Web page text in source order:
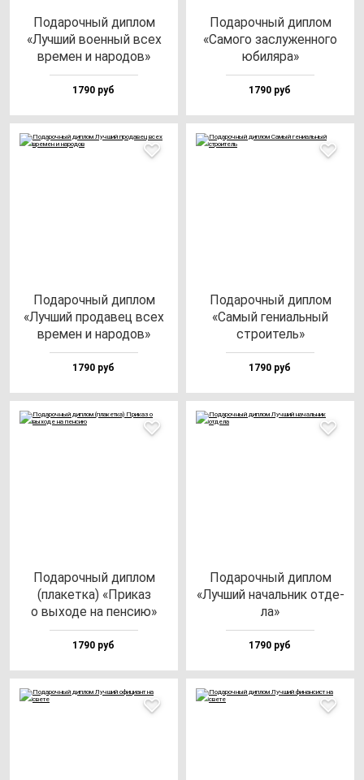
Пода­роч­ный дип­лом
«Луч­ший во­ен­ный всех
вре­мен и на­ро­дов»
1790 руб
Пода­роч­ный дип­лом
«Само­го зас­лу­жен­но­го
юби­ля­ра»
1790 руб
Пода­роч­ный дип­лом
«Луч­ший про­да­вец всех
вре­мен и на­ро­дов»
1790 руб
Пода­роч­ный дип­лом
«Самый ге­ни­аль­ный
стро­итель»
1790 руб
Пода­роч­ный дип­лом
(пла­кет­ка) «При­каз
о вы­хо­де на пен­сию»
1790 руб
Пода­роч­ный дип­лом
«Луч­ший на­чаль­ник от­де­
ла»
1790 руб